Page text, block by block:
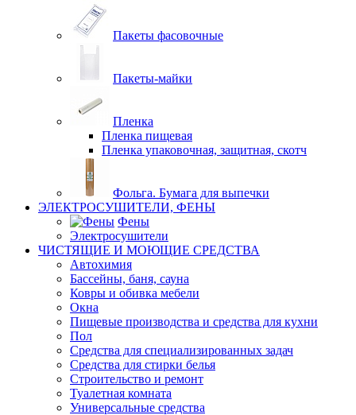
Пакеты фасовочные
Пакеты-майки
Пленка
Пленка пищевая
Пленка упаковочная, защитная, скотч
Фольга. Бумага для выпечки
ЭЛЕКТРОСУШИТЕЛИ, ФЕНЫ
Фены
Электросушители
ЧИСТЯЩИЕ И МОЮЩИЕ СРЕДСТВА
Автохимия
Бассейны, баня, сауна
Ковры и обивка мебели
Окна
Пищевые производства и средства для кухни
Пол
Средства для специализированных задач
Средства для стирки белья
Строительство и ремонт
Туалетная комната
Универсальные средства